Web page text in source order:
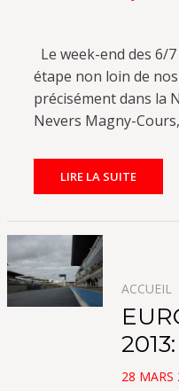
Le week-end des 6/
étape non loin de
précisément dans la
Nevers Magny-
LIRE LA SUITE
ACCUEIL
POSTED
28 MARS